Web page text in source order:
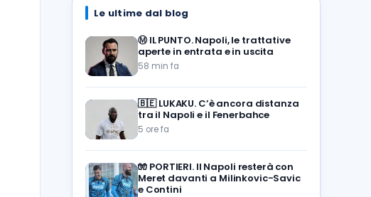
Le ultime dal blog
Ⓜ️ IL PUNTO. Napoli, le trattative
aperte in entrata e in uscita
58 min fa
🇧🇪 LUKAKU. C’è ancora distanza
tra il Napoli e il Fenerbahce
5 ore fa
🧤 PORTIERI. Il Napoli resterà con
Meret davanti a Milinkovic-Savic
e Contini